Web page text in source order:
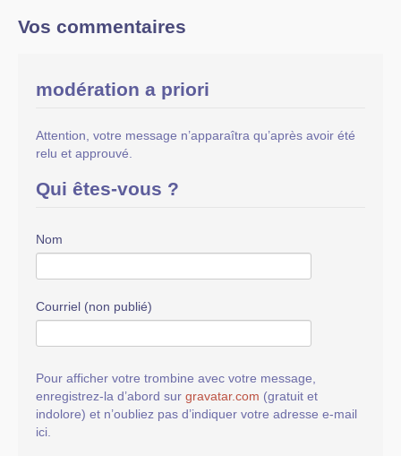
Vos commentaires
modération a priori
Attention, votre message n’apparaîtra qu’après avoir été
relu et approuvé.
Qui êtes-vous ?
Nom
Courriel (non publié)
Pour afficher votre trombine avec votre message,
enregistrez-la d’abord sur gravatar.com (gratuit et
indolore) et n’oubliez pas d’indiquer votre adresse e-mail
ici.